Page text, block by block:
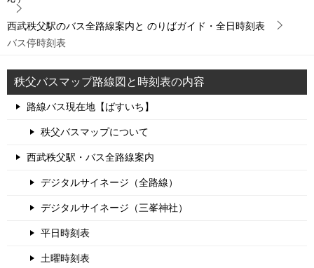
西武秩父駅のバス全路線案内と のりばガイド・全日時刻表
バス停時刻表
秩父バスマップ路線図と時刻表の内容
路線バス現在地【ばすいち】
秩父バスマップについて
西武秩父駅・バス全路線案内
デジタルサイネージ（全路線）
デジタルサイネージ（三峯神社）
平日時刻表
土曜時刻表